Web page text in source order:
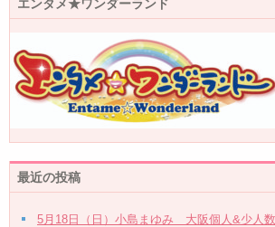
エンタメ★ワンダーランド
最近の投稿
5月18日（日）小島まゆみ 大阪個人&少人